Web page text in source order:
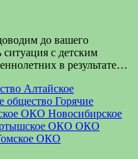
до вашего
с детским
в результате…
Алтайское
общество Горячие
ОКО Новосибирское
ОКО ОКО
ОКО